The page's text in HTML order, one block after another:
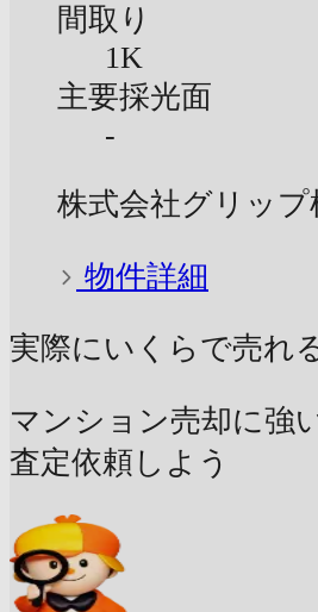
間取り
1K
主要採光面
-
株式会社グリップ
物件詳細
実際にいくらで売れ
マンション売却に強
査定依頼しよう